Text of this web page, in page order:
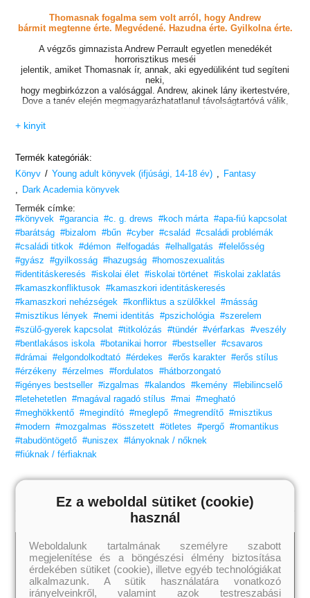
Thomasnak fogalma sem volt arról, hogy Andrew
bármit megtenne érte. Megvédené. Hazudna érte. Gyilkolna érte.
A végzős gimnazista Andrew Perrault egyetlen menedékét
horrorisztikus meséi
jelentik, amiket Thomasnak ír, annak, aki egyedüliként tud segíteni
neki,
hogy megbirkózzon a valósággal. Andrew, akinek lány ikertestvére,
Dove a tanév elején megmagyarázhatatlanul távolságtartóvá válik,
egyre inkább barátjára támaszkodik.
Valami furcsa dolog történik azonban Thomasszal. Bántalmazó
rejtélyesen eltűnnek, ő pedig véres ruhában érkezik meg az
semmit nem árul el, Andrew kérdéseit pedig rendre hárítja. Sőt,
kísérteni kezdi valami, és már az alkotásban sem leli örömét, holott
megrajzolni az Andrew történeteiben felbukkanó hátborzongató
Andrew elszántan igyekszik kideríteni, mi történhetett a barátjával,
ezért egy éjszaka követni kezdi Thomast. Amint a fiú kimerészkedik
a bentlakásos iskola határain túli tiltott erdőbe, ahol hirtelen
egy rémálomszerű szörnnyel kerül szembe, Thomas rajzai életre
kelnek,
és mindenkit megölnek, aki közel áll hozzá.
Hogy senki más ne halhasson meg, a két fiú éjszakáról éjszakára
ádáz harcot vív a szörnyekkel. Ahogy azonban egyre jobban
megszállottjai
Andrew pedig attól tart, hogy a lények elpusztításának
egyetlen módja az, ha a teremtőjüket is elpusztítja…
Add át magad a borzongásnak
„Azt hiszed, nem kattansz rá? (És hogy nem fog kísérteni?)
Hát, sok sikert!” – B&N Reads
Szereted a Vörös pöttyös könyveket?
Vidd haza nyugodtan! Tetszeni fog.
NEM gyermekeknek
+ kinyit
Termék kategóriák:
Könyv / Young adult könyvek (ifjúsági, 14-18 év)
Fantasy
Dark Academia könyvek
Termék címke:
#könyvek #garancia #c. g. drews #koch márta #apa-fiú kapcsolat
#barátság #bizalom #bűn #cyber #család
#családi problémák
#családi titkok #démon #elfogadás #elhallgatás
#felelősség
#gyász
#gyilkosság #hazugság #homoszexualitás
#identitáskeresés
#iskolai élet #iskolai történet #iskolai zaklatás
#kamaszkonfliktusok #kamaszkori identitáskeresés
#kamaszkori nehézségek #konfliktus a szülőkkel
#másság
#misztikus lények #nemi identitás #pszichológia #szerelem
#szülő-gyerek kapcsolat #titkolózás #tündér #vérfarkas
#veszély
#bentlakásos iskola #botanikai horror #bestseller #csavaros
#drámai
#elgondolkodtató #érdekes #erős karakter #erős stílus
#érzékeny #érzelmes #fordulatos
#hátborzongató
#igényes bestseller #izgalmas #kalandos #kemény #lebilincselő
#letehetetlen #magával ragadó stílus #mai
#megható
#meghökkentő #megindító #meglepő #megrendítő #misztikus
#modern #mozgalmas #összetett #ötletes #pergő #romantikus
#tabudöntögető #uniszex #lányoknak / nőknek
#fiúknak / férfiaknak
Ez a weboldal sütiket (cookie)
használ
Weboldalunk tartalmának személyre szabott
megjelenítése és a böngészési élmény biztosítása
érdekében sütiket (cookie), illetve egyéb technológiákat
alkalmazunk. A sütik használatára vonatkozó
irányelveinkről, valamint azok testreszabási